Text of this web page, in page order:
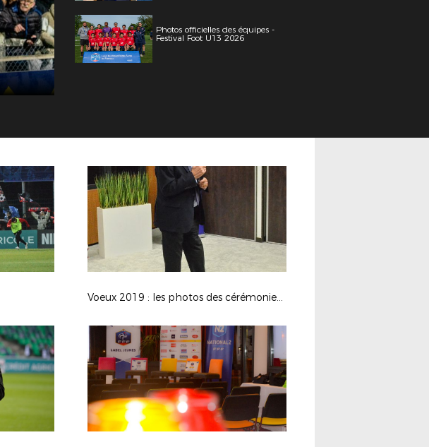
Photos officielles des équipes -
Festival Foot U13 2026
Voeux 2019 : les photos des cérémonies de Lyon et de Cournon